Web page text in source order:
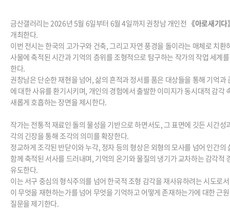
금산갤러리는 2026년 5월 6일부터 6월 4일까지 권창남 개인전 《아로새기다
개최한다.
이번 전시는 한국의 고가구와 건축, 그리고 자연 풍경을 돌이라는 매체로 치환
사물에 축적된 시간과 기억의 층위를 조형적으로 탐구하는 작가의 작업 세계
한다.
권창남은 단순한 재현을 넘어, 삶의 흔적과 정서를 품은 대상들을 통해 기억과
에 대한 사유를 환기시키며, 개인의 경험에서 출발한 이미지가 동시대적 감각
새롭게 호흡하는 장면을 제시한다.
작가는 전통적 재료인 돌의 물성을 기반으로 하면서도, 그 표면에 깃든 시간성
각의 긴장을 통해 조각의 의미를 확장한다.
정교하게 조각된 반닫이와 누각, 정자 등의 형상은 외형의 모사를 넘어 인간의
함께 축적된 서사를 드러내며, 기억의 온기와 물질의 냉기가 교차하는 감각적
유도한다.
이는 서구 중심의 형식주의를 넘어 한국적 조형 감각을 재사유하려는 시도로
이 무엇을 재현하는가를 넘어 무엇을 기억하고 어떻게 존재하는가에 대한 근
질문을 제기한다.